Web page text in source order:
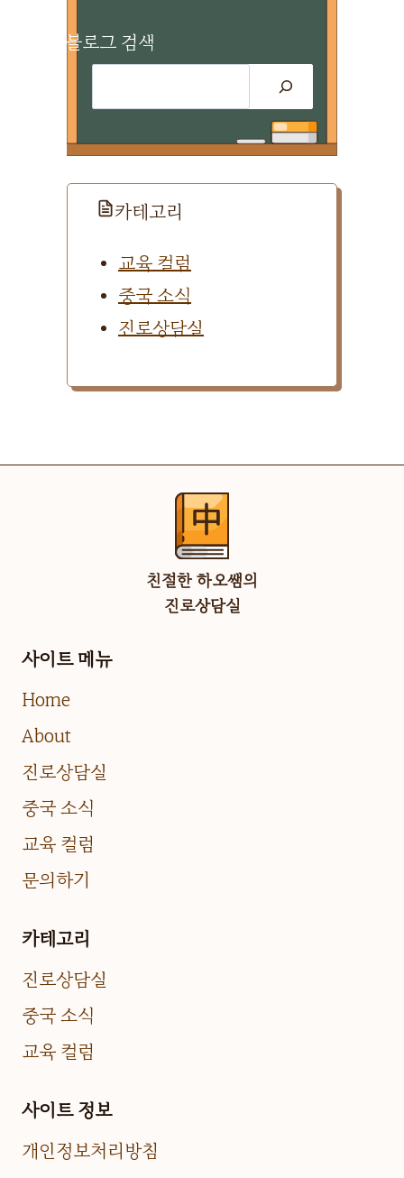
블로그 검색
색
카테고리
교육 컬럼
중국 소식
진로상담실
친절한 하오쌤의
진로상담실
사이트 메뉴
Home
About
진로상담실
중국 소식
교육 컬럼
문의하기
카테고리
진로상담실
중국 소식
교육 컬럼
사이트 정보
개인정보처리방침